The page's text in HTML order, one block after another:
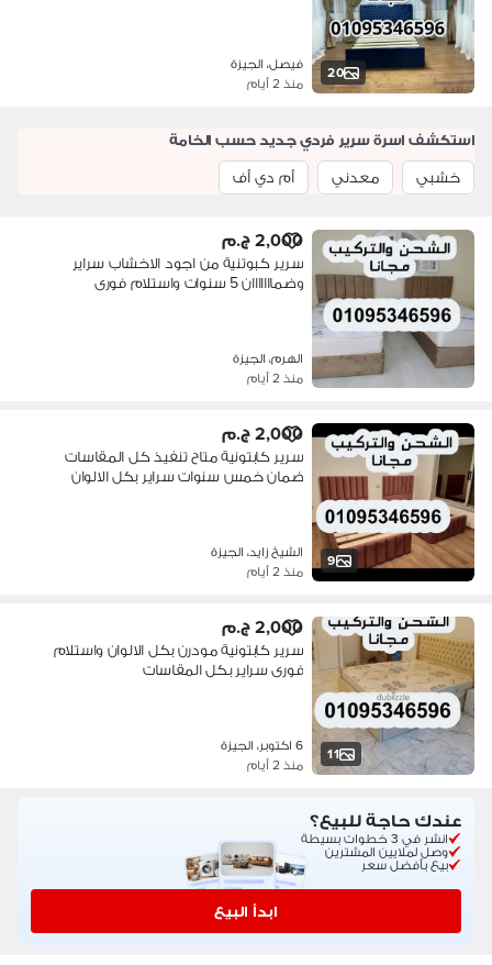
20
فيصل، الجيزة
منذ 2 أيام
استكشف اسرة سرير فردي جديد حسب الخامة
خشبي
معدني أم دي أف
2,000 ج.م
سرير كبوتنية من اجود الاخشاب سراير
وضمااااااان 5 سنوات واستلام فورى
الهرم، الجيزة
منذ 2 أيام
9
2,000 ج.م
سرير كابتونية متاح تنفيذ كل المقاسات
ضمان خمس سنوات سراير بكل الالوان
الشيخ زايد، الجيزة
منذ 2 أيام
11
2,000 ج.م
سرير كابتونية مودرن بكل الالوان واستلام
فورى سراير بكل المقاسات
6 اكتوبر، الجيزة
منذ 2 أيام
عندك حاجة للبيع؟
انشر في 3 خطوات بسيطة
وصل لملايين المشترين
بيع بأفضل سعر
ابدأ البيع